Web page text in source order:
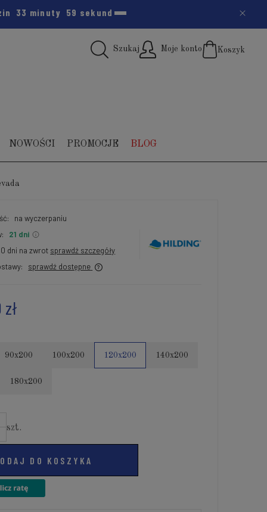
33 minuty 57 sekund
Szukaj Moje konto Koszyk
NOWOŚCI PROMOCJE BLOG
na wyczerpaniu
21 dni
dni na zwrot sprawdź szczegóły
sprawdź dostępne
90x200 100x200 120x200 140x200
180x200
szt.
DO KOSZYKA